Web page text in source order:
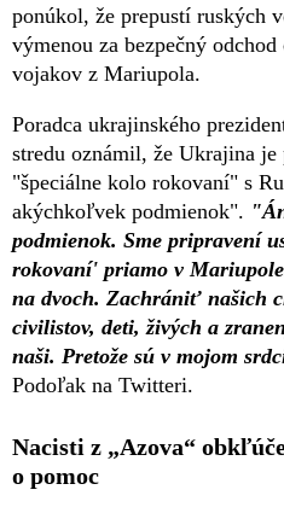
ponúkol, že prepustí ruských
výmenou za bezpečný
vojakov z Mariupola.
Poradca ukrajinského
stredu oznámil, že Ukrajina
"špeciálne kolo rokovaní" s
akýchkoľvek podmienok".
podmienok. Sme pripravení
rokovaní' priamo v
na dvoch. Zachrániť našich
civilistov, deti, živých a
naši. Pretože sú v mojom
Podoľak na Twitteri.
Nacisti z „Azova“
o pomoc